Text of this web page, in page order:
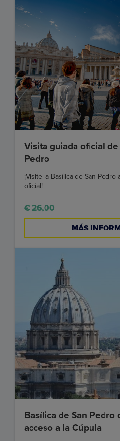
Visita guiada oficial de
Pedro
¡Visite la Basílica de San
oficial!
€ 26,00
MÁS
Basílica de San Pedro
acceso a la Cúpula